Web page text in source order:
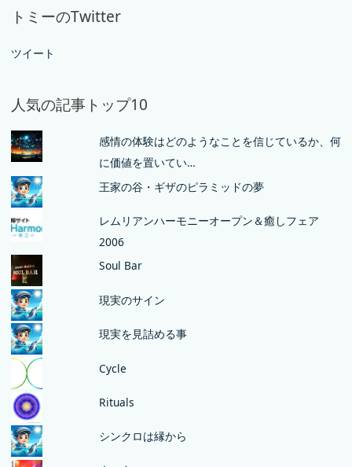
トミーのTwitter
ツイート
人気の記事トップ10
感情の体験はどのようなことを信じているか、何
に価値を置いてい…
王家の谷・ギザのピラミッドの夢
レムリアンハーモニーオープン＆癒しフェア
2006
Soul Bar
現実のサイン
現実を見詰める事
Cycle
Rituals
シンクロは縁から